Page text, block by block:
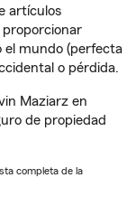
artículos
proporcionar
el mundo (perfecta
o pérdida.
Maziarz en
de propiedad
completa de la